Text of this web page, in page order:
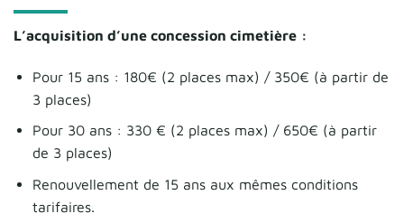
L’acquisition d’une concession cimetière :
Pour 15 ans : 180€ (2 places max) / 350€ (à partir de
3 places)
Pour 30 ans : 330 € (2 places max) / 650€ (à partir
de 3 places)
Renouvellement de 15 ans aux mêmes conditions
tarifaires.